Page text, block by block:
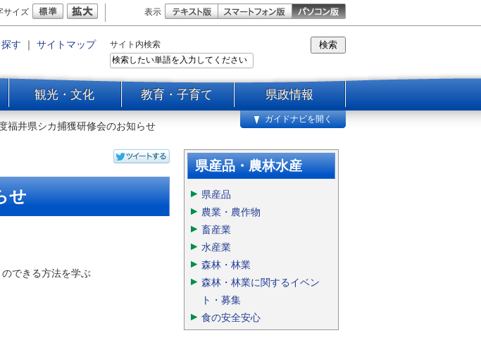
サイズ 表示
す ｜ サイトマップ サイト内検索
観光・文化 教育・子育て 県政情報
福井県シカ捕獲研修会のお知らせ
ガイドナビを開く
せ
できる方法を学ぶ
県産品・農林水産
県産品
農業・農作物
畜産業
水産業
森林・林業
森林・林業に関するイベン
ト・募集
食の安全安心